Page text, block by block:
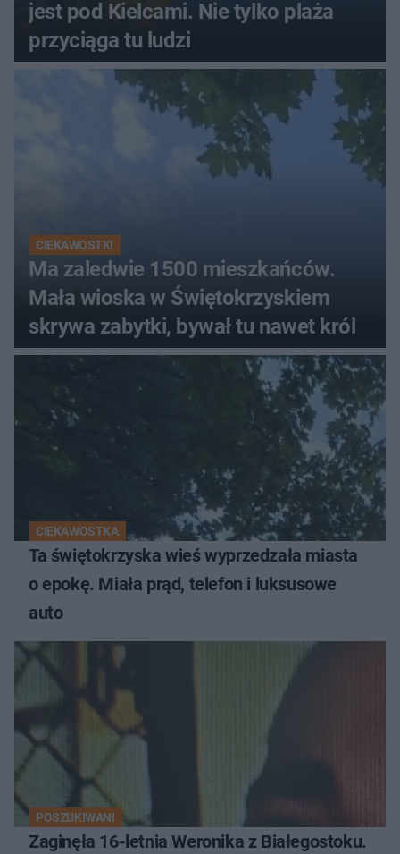
jest pod Kielcami. Nie tylko plaża
przyciąga tu ludzi
CIEKAWOSTKI
Ma zaledwie 1500 mieszkańców.
Mała wioska w Świętokrzyskiem
skrywa zabytki, bywał tu nawet król
CIEKAWOSTKA
Ta świętokrzyska wieś wyprzedzała miasta
o epokę. Miała prąd, telefon i luksusowe
auto
POSZUKIWANI
Zaginęła 16-letnia Weronika z Białegostoku.